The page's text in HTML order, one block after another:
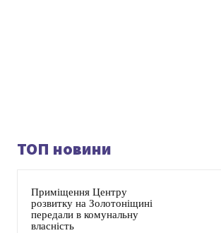
ТОП новини
Приміщення Центру
розвитку на Золотоніщині
передали в комунальну
власність